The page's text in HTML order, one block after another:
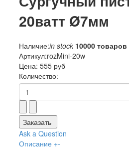
20ватт Ø7мм
Наличие:in stock 10000 товаров
Артикул:rozMini-20w
Цена: 555 руб
Количество:
Заказать
Ask a Question
Описание +-